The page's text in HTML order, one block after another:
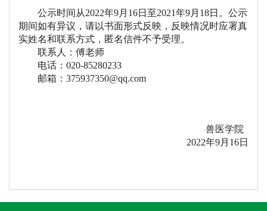
公示时间从2022年9月 16日至2021年9月 18日。公示
期间如有异议，请以书面形式反映，反映情况时应署真
实姓名和联系方式，匿名信件不予受理。
联系人：傅老师
电话： 020-85280233
邮箱： 375937350@qq.com
兽医学院
2022年9月 16日